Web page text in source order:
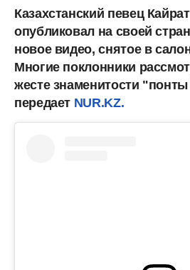
Казахстанский певец
опубликовал на своей
новое видео, снятое в
Многие поклонники
жесте знаменитости
передает NUR.KZ.